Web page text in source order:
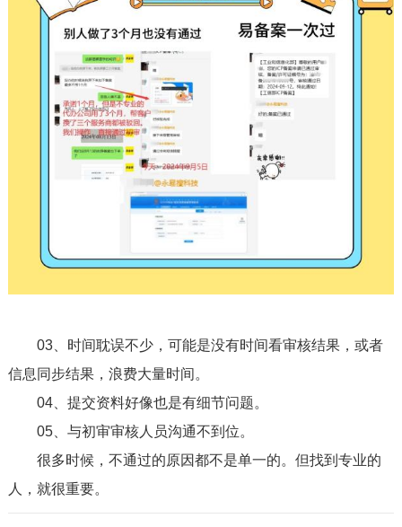
03、时间耽误不少，可能是没有时间看审核结果，或者
信息同步结果，浪费大量时间。
04、提交资料好像也是有细节问题。
05、与初审审核人员沟通不到位。
很多时候，不通过的原因都不是单一的。但找到专业的
人，就很重要。